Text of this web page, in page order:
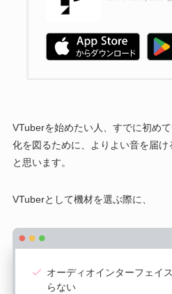
VTuberを始めたい人、すでに初め
化を図るために、よりよい音を届
と思います。
VTuberとして機材を選ぶ際に、
オーディオインターフェイ
らない